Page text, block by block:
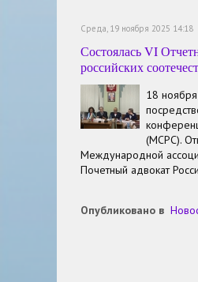
Среда, 19 ноября 2025 14:18
Состоялась VI
российских
18
(МСРС).
Международной
Почетный адвокат
Опубликовано в